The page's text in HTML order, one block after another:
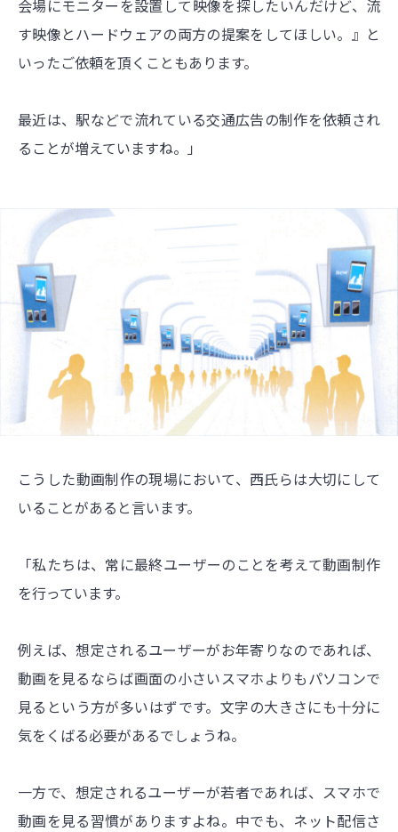
会場にモニターを設置して映像を探したいんだけど、流
す映像とハードウェアの両方の提案をしてほしい。』と
いったご依頼を頂くこともあります。
最近は、駅などで流れている交通広告の制作を依頼され
ることが増えていますね。」
こうした動画制作の現場において、西氏らは大切にして
いることがあると言います。
「私たちは、常に最終ユーザーのことを考えて動画制作
を行っています。
例えば、想定されるユーザーがお年寄りなのであれば、
動画を見るならば画面の小さいスマホよりもパソコンで
見るという方が多いはずです。文字の大きさにも十分に
気をくばる必要があるでしょうね。
一方で、想定されるユーザーが若者であれば、スマホで
動画を見る習慣がありますよね。中でも、ネット配信さ